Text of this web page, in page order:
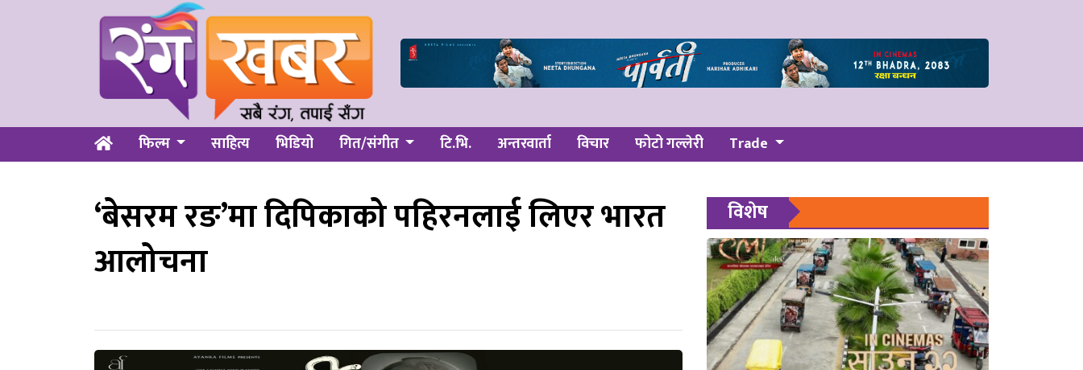
फिल्म साहित्य भिडियो गित/संगीत टि.भि. अन्तरवार्ता विचार फोटो गल्लेरी Trade
‘बेसरम रङ’मा दिपिकाको पहिरनलाई लिएर भारत
आलोचना
विशेष